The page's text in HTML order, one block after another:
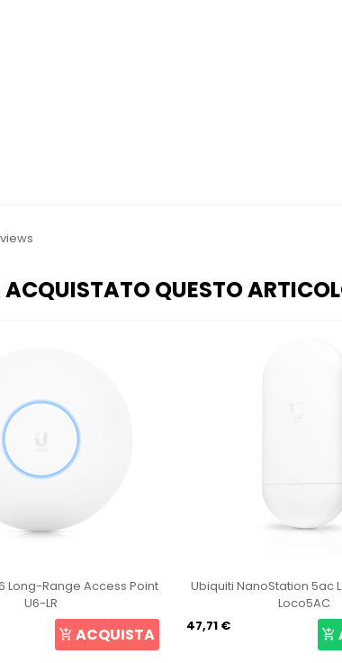
QUESTO
5ac Loco NS-5ACL
Loco5AC
ACQUISTA
Ubiquiti UniFi 6 Pro
167,23 €